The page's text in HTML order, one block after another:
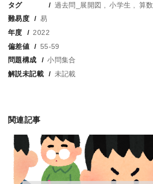
タグ
過去問_展開図 小学生
算数
難易度
易
年度
2022
偏差値
55-59
問題構成
小問集合
解説未記載
未記載
関連記事